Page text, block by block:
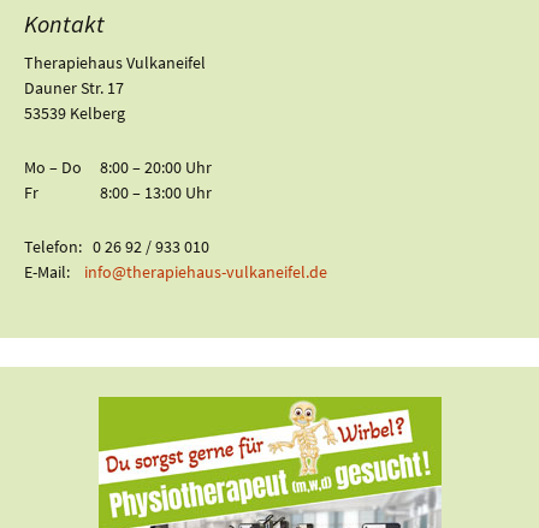
Kontakt
Therapiehaus Vulkaneifel
Dauner Str. 17
53539 Kelberg
Mo – Do 8:00 – 20:00 Uhr
Fr 8:00 – 13:00 Uhr
Telefon: 0 26 92 / 933 010
E-Mail: info@therapiehaus-vulkaneifel.de